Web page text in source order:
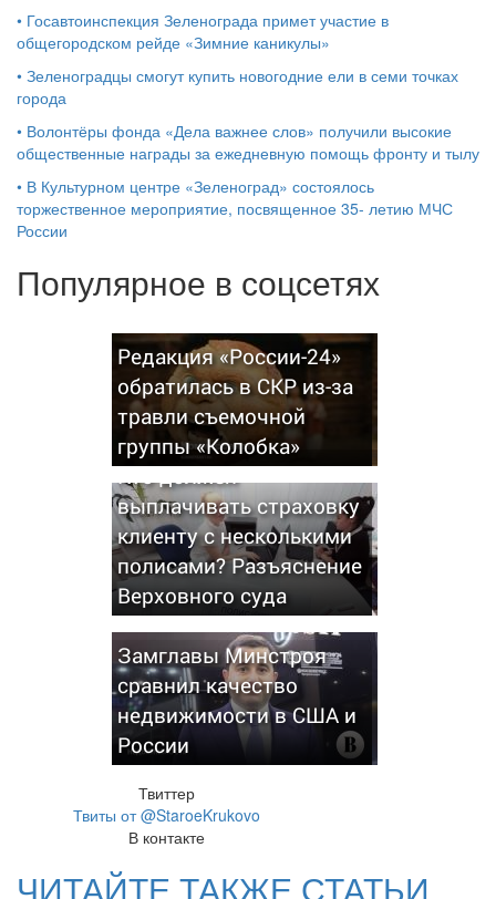
• Госавтоинспекция Зеленограда примет участие в
общегородском рейде «Зимние каникулы»
• Зеленоградцы смогут купить новогодние ели в семи точках
города
• Волонтёры фонда «Дела важнее слов» получили высокие
общественные награды за ежедневную помощь фронту и тылу
• В Культурном центре «Зеленоград» состоялось
торжественное мероприятие, посвященное 35- летию МЧС
России
Популярное в соцсетях
Редакция «России-24»
обратилась в СКР из-за
травли съемочной
группы «Колобка»
Кто должен
выплачивать страховку
клиенту с несколькими
полисами? Разъяснение
Верховного суда
Замглавы Минстроя
сравнил качество
недвижимости в США и
России
Твиттер
Твиты от @StaroeKrukovo
В контакте
ЧИТАЙТЕ ТАКЖЕ СТАТЬИ